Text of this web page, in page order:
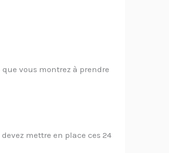
vous montrez à prendre
mettre en place ces 24